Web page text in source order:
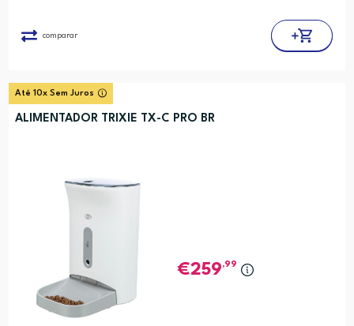
comparar
Até 10x Sem Juros
ALIMENTADOR TRIXIE TX-C PRO BR
259,99